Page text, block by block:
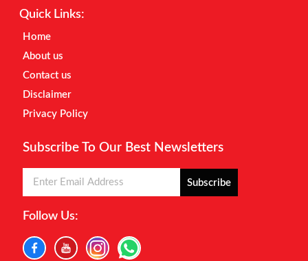
Quick Links:
Home
About us
Contact us
Disclaimer
Privacy Policy
Subscribe To Our Best Newsletters
Subscribe
Follow Us: